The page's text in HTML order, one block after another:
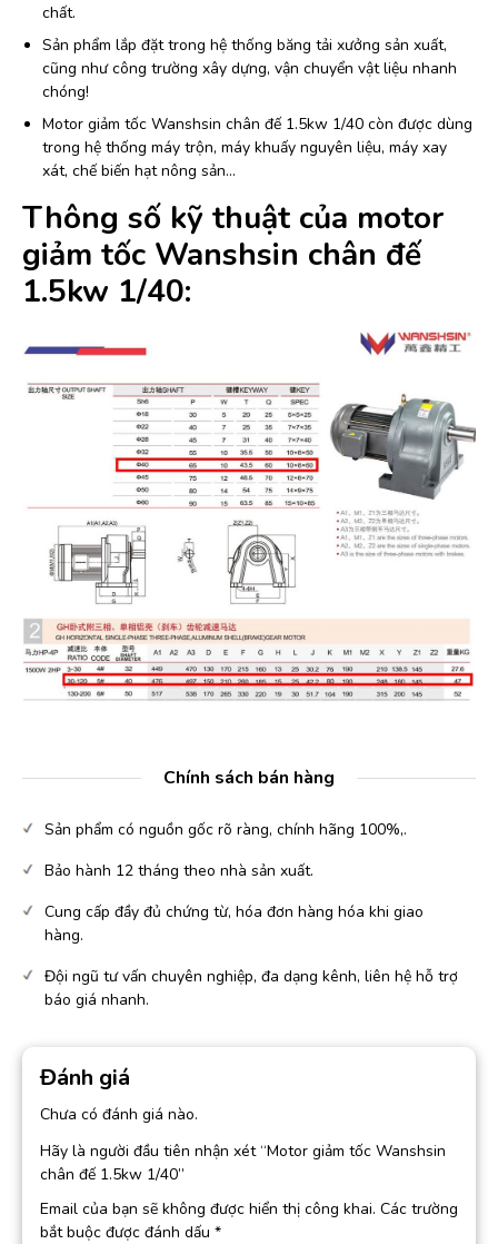
chất.
Sản phẩm lắp đặt trong hệ thống băng tải xưởng sản xuất,
cũng như công trường xây dựng, vận chuyển vật liệu nhanh
chóng!
Motor giảm tốc Wanshsin chân đế 1.5kw 1/40 còn được dùng
trong hệ thống máy trộn, máy khuấy nguyên liệu, máy xay
xát, chế biến hạt nông sản…
Thông số kỹ thuật của motor
giảm tốc Wanshsin chân đế
1.5kw 1/40:
Chính sách bán hàng
Sản phẩm có nguồn gốc rõ ràng, chính hãng 100%,.
Bảo hành 12 tháng theo nhà sản xuất.
Cung cấp đầy đủ chứng từ, hóa đơn hàng hóa khi giao
hàng.
Đội ngũ tư vấn chuyên nghiệp, đa dạng kênh, liên hệ hỗ trợ
báo giá nhanh.
Đánh giá
Chưa có đánh giá nào.
Hãy là người đầu tiên nhận xét “Motor giảm tốc Wanshsin
chân đế 1.5kw 1/40”
Email của bạn sẽ không được hiển thị công khai. Các trường
bắt buộc được đánh dấu *